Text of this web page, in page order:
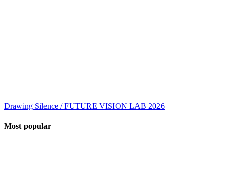
Drawing Silence / FUTURE VISION LAB 2026
Most popular